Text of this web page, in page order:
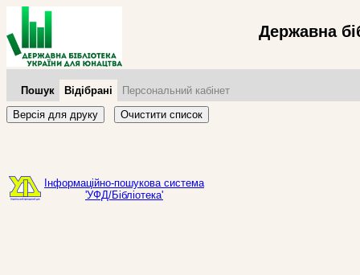
Державна
Пошук Відібрані
Персональний кабінет
Версія для друку
Очистити список
Інформаційно-пошукова система
'УФД/Бібліотека'